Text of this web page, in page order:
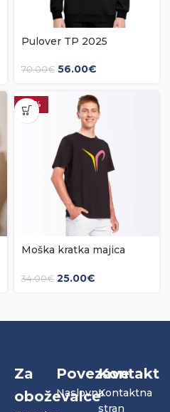
Pulover TP 2025
70.00€ 56.00€
-26%
Moška kratka majica
34.00€ 25.00€
Za
oboževalce
Povezave
Naslovna
Kontakt
Kontaktna
stran